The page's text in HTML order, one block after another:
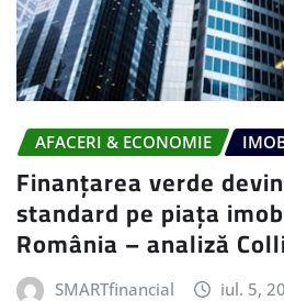
AFACERI & ECONOMIE
Finanțarea verde
standard pe piața
România – analiză
SMARTfinancial iul. 5,